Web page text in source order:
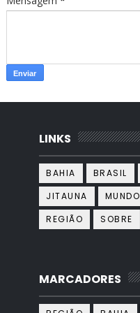
LINKS
BAHIA BRASIL
JITAUNA
MUNDO
REGIÃO
SOBRE
MARCADORES